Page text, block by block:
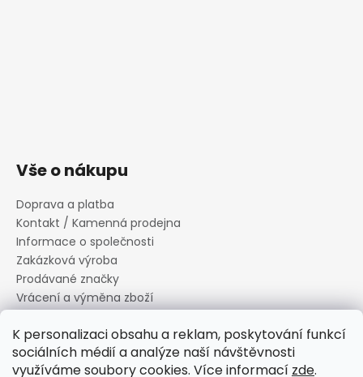
K personalizaci obsahu a reklam, poskytování funkcí
sociálních médií a analýze naší návštěvnosti
využíváme soubory cookies. Více informací zde.
Vše o nákupu
Doprava a platba
Kontakt / Kamenná prodejna
Informace o společnosti
Zakázková výroba
Prodávané značky
Vrácení a výměna zboží
Informace o souborech cookies
Reklamační řád
Obchodní podmínky